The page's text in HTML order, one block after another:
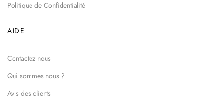
Politique de Confidentialité
AIDE
Contactez nous
Qui sommes nous ?
Avis des clients